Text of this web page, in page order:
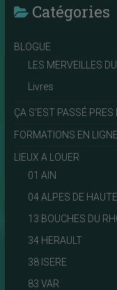
Catégories
BLOGUE
LES MERVEILLES
Livres
ÇA S'EST PASSÉ PRES
FORMATIONS EN LIGNE
LIEUX A LOUER
01 AIN
04 ALPES DE
13 BOUCHES DU
34 HERAULT
38 ISERE
83 VAR